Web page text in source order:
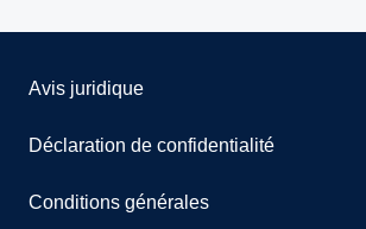
Avis juridique
Déclaration de confidentialité
Conditions générales